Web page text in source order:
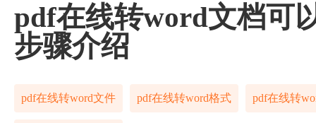
pdf在线转word文档可
步骤介绍
pdf在线转word文件 pdf在线转word格式 pdf在线转